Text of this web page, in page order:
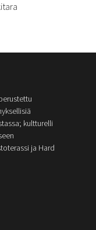
kultturelli
ja Hard